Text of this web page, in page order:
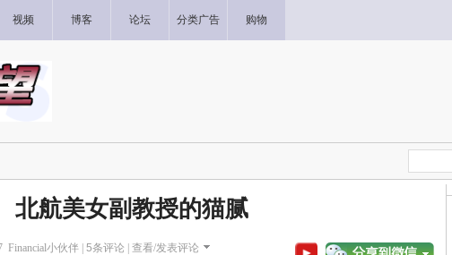
视频 博客 论坛 分类广告 购物
北航美女副教授的猫腻
Financial小伙伴 | 5条评论 | 查看/发表评论